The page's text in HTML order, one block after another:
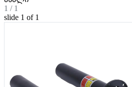
1 / 1
slide 1 of 1